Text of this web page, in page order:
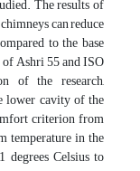
The results of
can reduce
to the base
Ashri 55 and ISO
of the research,
lower cavity of the
criterion from
temperature in the
Celsius to